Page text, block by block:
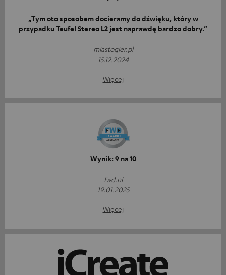
„Tym oto sposobem docieramy do dźwięku, który w
przypadku Teufel Stereo L2 jest naprawdę bardzo dobry.”
miastogier.pl
15.12.2024
Więcej
Wynik: 9 na 10
fwd.nl
19.01.2025
Więcej